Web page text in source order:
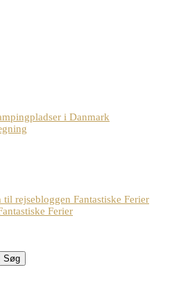
i Danmark
rejsebloggen Fantastiske Ferier
Ferier
Søg